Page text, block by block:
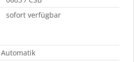
sofort verfügbar
Automatik